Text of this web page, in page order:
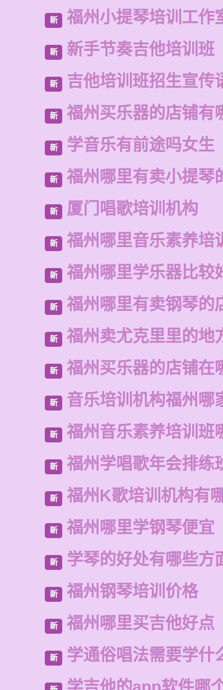
新 福州小提琴培训工作
新 新手节奏吉他培训班
新 吉他培训班招生宣传
新 福州买乐器的店铺有
新 学音乐有前途吗女生
新 福州哪里有卖小提琴
新 厦门唱歌培训机构
新 福州哪里音乐素养培
新 福州哪里学乐器比较
新 福州哪里有卖钢琴的
新 福州卖尤克里里的地
新 福州买乐器的店铺在
新 音乐培训机构福州哪
新 福州音乐素养培训班
新 福州学唱歌年会排练
新 福州K歌培训机构有
新 福州哪里学钢琴便宜
新 学琴的好处有哪些方
新 福州钢琴培训价格
新 福州哪里买吉他好点
新 学通俗唱法需要学什